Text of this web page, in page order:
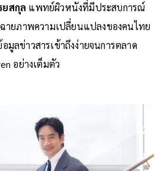
สกุล แพทย์ผิวหนังที่มีประสบการณ์
ายภาพความเปลี่ยนแปลงของคนไทย
มูลข่าวสารเข้าถึงง่ายจนการตลาด
อย่างเต็มตัว